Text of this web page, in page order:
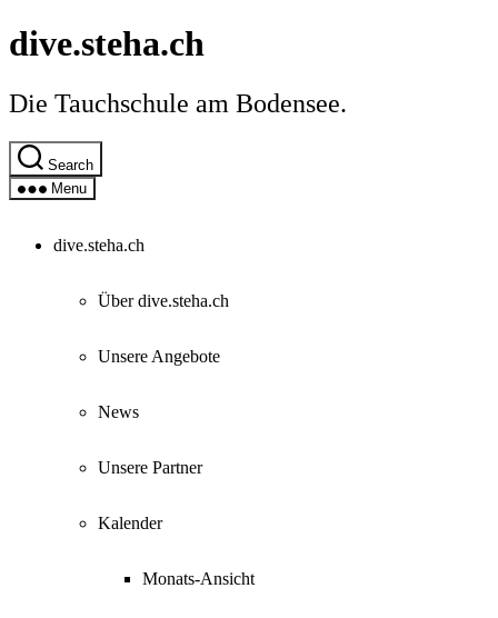
Skip
to
content
dive.steha.ch
Die Tauchschule am Bodensee.
Search
Menu
dive.steha.ch
Über dive.steha.ch
Unsere Angebote
News
Unsere Partner
Kalender
Monats-Ansicht